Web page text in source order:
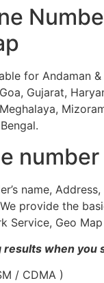
for Andaman
Gujarat,
name,
provide the
Service, Geo
when you
/ CDMA )